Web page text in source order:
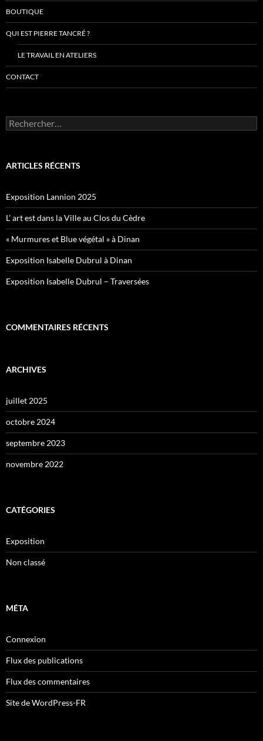
BOUTIQUE
QUI EST PIERRE TANCRÉ ?
LE TRAVAIL EN ATELIERS
CONTACT
Rechercher :
ARTICLES RÉCENTS
Exposition Lannion 2025
L’ art est dans la Ville au Clos du Cèdre
« Murmures et Blue végétal » à Dinan
Exposition Isabelle Dubrul à Dinan
Exposition Isabelle Dubrul – Traversées
COMMENTAIRES RÉCENTS
ARCHIVES
juillet 2025
octobre 2024
septembre 2023
novembre 2022
CATÉGORIES
Exposition
Non classé
MÉTA
Connexion
Flux des publications
Flux des commentaires
Site de WordPress-FR